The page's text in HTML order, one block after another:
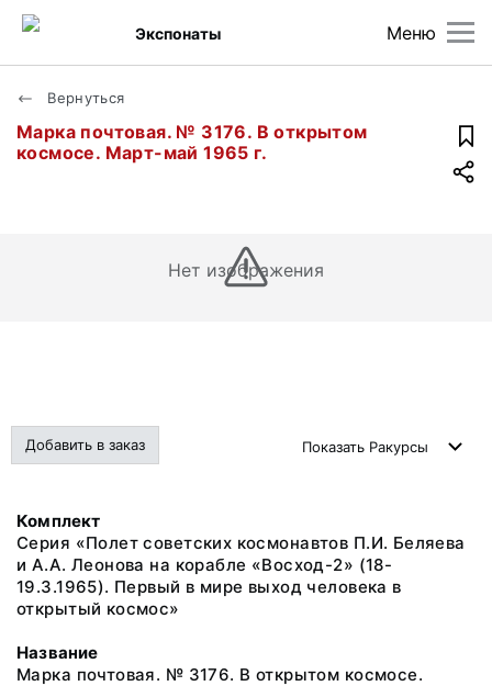
Меню
Экспонаты
Вернуться
Марка почтовая. № 3176. В открытом
космосе. Март-май 1965 г.
Нет изображения
Добавить в заказ Показать Ракурсы
Комплект
Серия «Полет советских космонавтов П.И. Беляева
и А.А. Леонова на корабле «Восход-2» (18-
19.3.1965). Первый в мире выход человека в
открытый космос»
Название
Марка почтовая. № 3176. В открытом космосе.